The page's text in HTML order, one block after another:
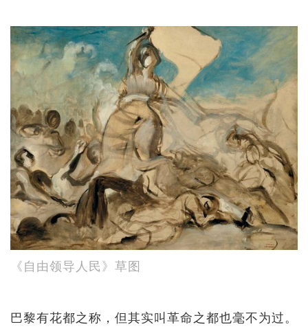
《自由领导人民》草图
巴黎有花都之称，但其实叫革命之都也毫不为过。